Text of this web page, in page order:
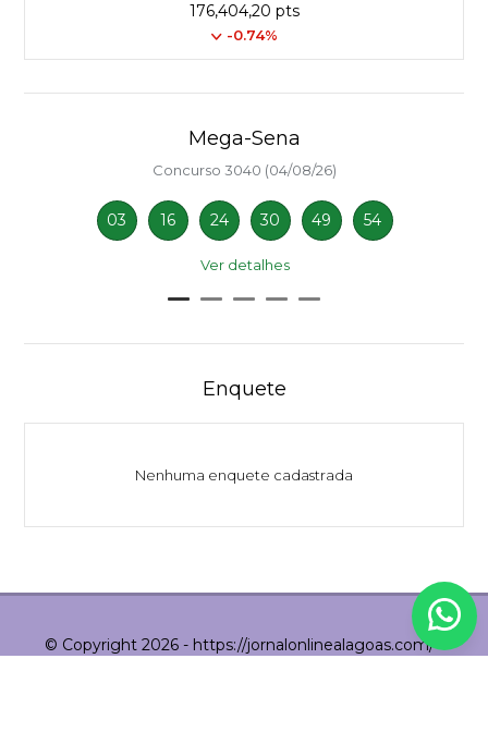
176,404,20 pts
-0.74%
Mega-Sena
Concurso 3040 (04/08/26)
03 16 24 30 49 54
Ver detalhes
Enquete
Nenhuma enquete cadastrada
© Copyright 2026 - https://jornalonlinealagoas.com/ -